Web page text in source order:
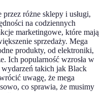
różne sklepy i usługi,
na codziennych
marketingowe, które mają
sprzedaży. Mega
produkty, od elektroniki,
Ich popularność wzrosła w
wydarzeń takich jak Black
uwagę, że mega
co sprawia, że musimy